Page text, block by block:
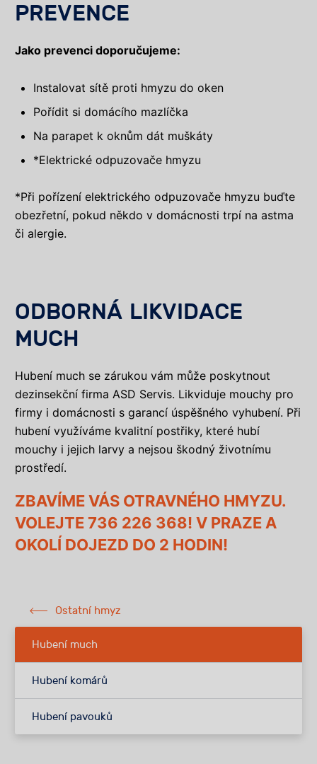
PREVENCE
Jako prevenci doporučujeme:
Instalovat sítě proti hmyzu do oken
Pořídit si domácího mazlíčka
Na parapet k oknům dát muškáty
*Elektrické odpuzovače hmyzu
*Při pořízení elektrického odpuzovače hmyzu buďte
obezřetní, pokud někdo v domácnosti trpí na astma
či alergie.
ODBORNÁ LIKVIDACE
MUCH
Hubení much se zárukou vám může poskytnout
dezinsekční firma ASD Servis. Likviduje mouchy pro
firmy i domácnosti s garancí úspěšného vyhubení. Při
hubení využíváme kvalitní postřiky, které hubí
mouchy i jejich larvy a nejsou škodný životnímu
prostředí.
ZBAVÍME VÁS OTRAVNÉHO HMYZU.
VOLEJTE 736 226 368! V PRAZE A
OKOLÍ DOJEZD DO 2 HODIN!
Ostatní hmyz
Hubení much
Hubení komárů
Hubení pavouků